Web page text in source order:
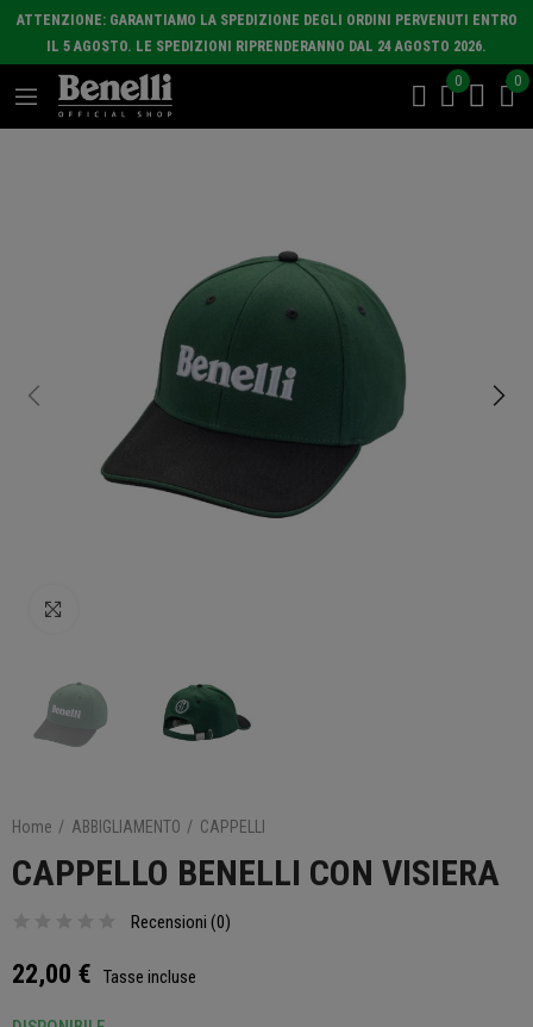
ATTENZIONE: GARANTIAMO LA SPEDIZIONE DEGLI ORDINI PERVENUTI ENTRO
IL 5 AGOSTO. LE SPEDIZIONI RIPRENDERANNO DAL 24 AGOSTO 2026.
0 0
Home ABBIGLIAMENTO CAPPELLI
CAPPELLO BENELLI CON VISIERA
Recensioni (0)
22,00 € Tasse incluse